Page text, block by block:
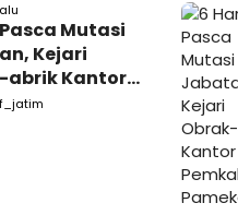
Mutasi
Kejari
abrik Kantor